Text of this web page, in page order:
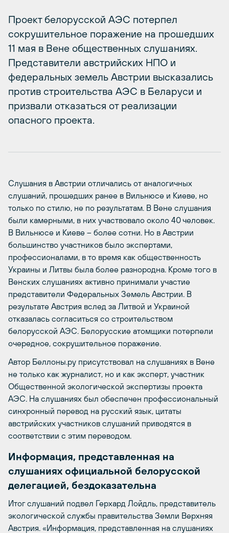
Проект белорусской АЭС потерпел
сокрушительное поражение на прошедших
11 мая в Вене общественных слушаниях.
Представители австрийских НПО и
федеральных земель Австрии высказались
против строительства АЭС в Беларуси и
призвали отказаться от реализации
опасного проекта.
Слушания в Австрии отличались от аналогичных
слушаний, прошедших ранее в Вильнюсе и Киеве, но
только по стилю, не по результатам. В Вене слушания
были камерными, в них участвовало около 40 человек.
В Вильнюсе и Киеве – более сотни. Но в Австрии
большинство участников было экспертами,
профессионалами, в то время как общественность
Украины и Литвы была более разнородна. Кроме того в
Венских слушаниях активно принимали участие
представители Федеральных Земель Австрии. В
результате Австрия вслед за Литвой и Украиной
отказалась согласиться со строительством
белорусской АЭС. Белорусские атомщики потерпели
очередное, сокрушительное поражение.
Автор Беллоны.ру присутствовал на слушаниях в Вене
не только как журналист, но и как эксперт, участник
Общественной экологической экспертизы проекта
АЭС. На слушаниях был обеспечен профессиональный
синхронный перевод на русский язык, цитаты
австрийских участников слушаний приводятся в
соответствии с этим переводом.
Информация, представленная на
слушаниях официальной белорусской
делегацией, бездоказательна
Итог слушаний подвел Герхард Лойдль, представитель
экологической службы правительства Земли Верхняя
Австрия. «Информация, представленная на слушаниях